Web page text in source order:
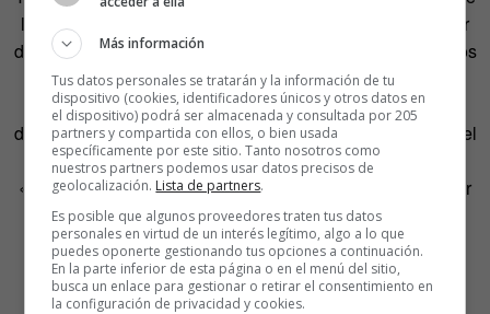
la molestia de llevar esta útil invención a Inglaterra y tratar
de imponerla, y no dejaría de escribir a algunos de nuestros
médicos para recomendarles el método, si supiera que
alguno de ellos dispondrá de la virtud necesaria para
destruir una porción tan considerable de sus ingresos por el
bien de la humanidad». Sabía que no iba a ser fácil:
«Quizás, si vivo para regresar, yo tenga el valor de batallar
con ellos».
Más información
Tus datos personales se tratarán y la información de tu
dispositivo (cookies, identificadores únicos y otros datos en
el dispositivo) podrá ser almacenada y consultada por 205
partners y compartida con ellos, o bien usada
específicamente por este sitio. Tanto nosotros como
nuestros partners podemos usar datos precisos de
geolocalización. Lista de partners.
Es posible que algunos proveedores traten tus datos
personales en virtud de un interés legítimo, algo a lo que
puedes oponerte gestionando tus opciones a continuación.
En la parte inferior de esta página o en el menú del sitio,
busca un enlace para gestionar o retirar el consentimiento en
la configuración de privacidad y cookies.